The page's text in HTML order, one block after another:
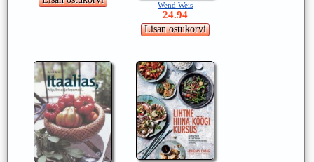
Wend Weis
24.94